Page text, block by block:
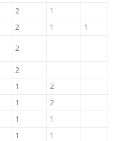
2
1
2 1 1
2
2
1
2
1
2
1
1
1
1